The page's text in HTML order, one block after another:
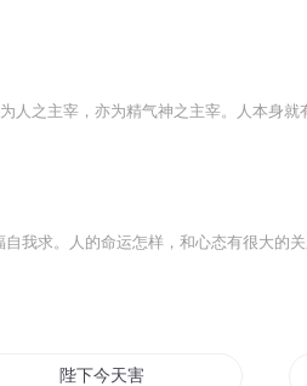
陛下今天害羞了吗